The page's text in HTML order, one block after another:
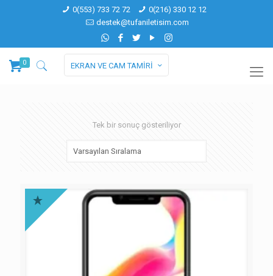
0(553) 733 72 72
0(216) 330 12 12
destek@tufaniletisim.com
0 EKRAN VE CAM TAMİRİ
Tek bir sonuç gösteriliyor